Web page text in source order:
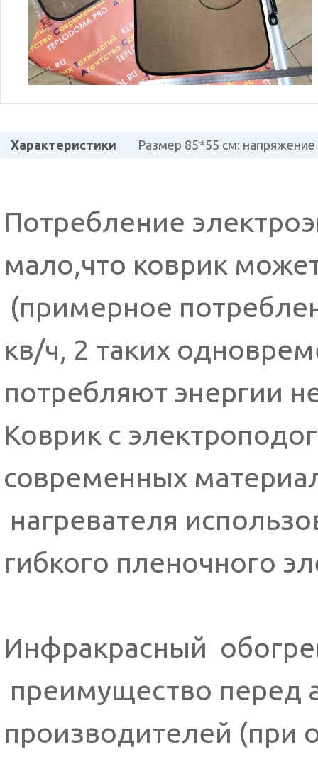
Характеристики Размер 85*55 см:
Потребление
мало,что коврик
(примерное
кв/ч, 2 таких
потребляют энергии
Коврик с
современных
нагревателя
гибкого пленочного
Инфракрасный
преимущество перед
производителей (при